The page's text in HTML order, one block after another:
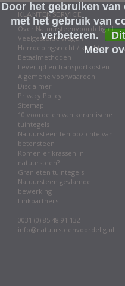
KLANTENSERVICE
Over Natuursteenvoordelig.nl
Veelgestelde vragen
Herroepingsrecht / klachten
Betaalmethoden
Levertijd en transportkosten
Algemene voorwaarden
Disclaimer
Privacy Policy
Sitemap
10 voordelen van keramische
tuintegels
Natuursteen ten opzichte van
betonsteen
Komen er krassen in
natuursteen?
Granieten tuintegels
Natuursteen gevlamde
bewerking
Linkpartners
0031 (0) 85 48 91 132
info@natuursteenvoordelig.nl
Door het gebruiken van
met het gebruik van
verbeteren.
Meer